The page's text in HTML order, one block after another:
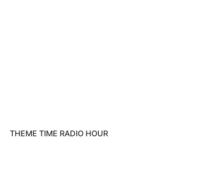
THEME TIME RADIO HOUR